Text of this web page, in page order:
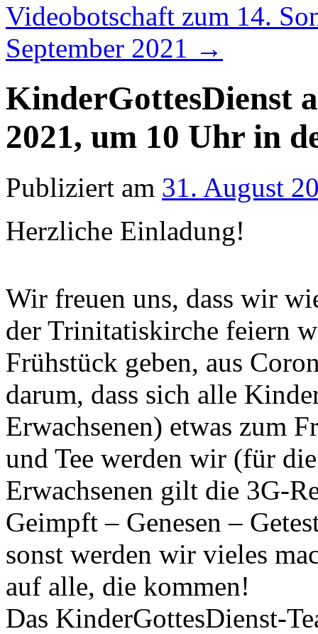
Videobotschaft zum 14.
September 2021 →
KinderGottesDienst
2021, um 10 Uhr in
Publiziert am 31. August
Herzliche Einladung!
Wir freuen uns, dass wir
der Trinitatiskirche feiern
Frühstück geben, aus
darum, dass sich alle
Erwachsenen) etwas zum
und Tee werden wir (für
Erwachsenen gilt die 3G-
Geimpft – Genesen –
sonst werden wir vieles
auf alle, die kommen!
Das KinderGottesDienst-